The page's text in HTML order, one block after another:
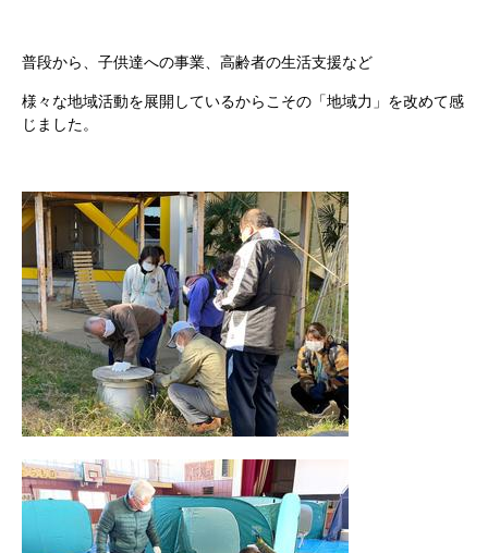
普段から、子供達への事業、高齢者の生活支援など
様々な地域活動を展開しているからこその「地域力」を改めて感
じました。